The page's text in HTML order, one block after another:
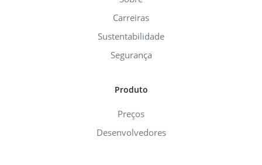
Carreiras
Sustentabilidade
Segurança
Produto
Preços
Desenvolvedores